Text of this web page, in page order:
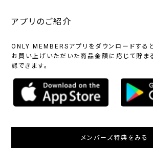
アプリのご紹介
ONLY MEMBERSアプリをダウンロードすると
お買い上げいただいた商品金額に応じて貯ま
認できます。
メンバーズ特典をみる